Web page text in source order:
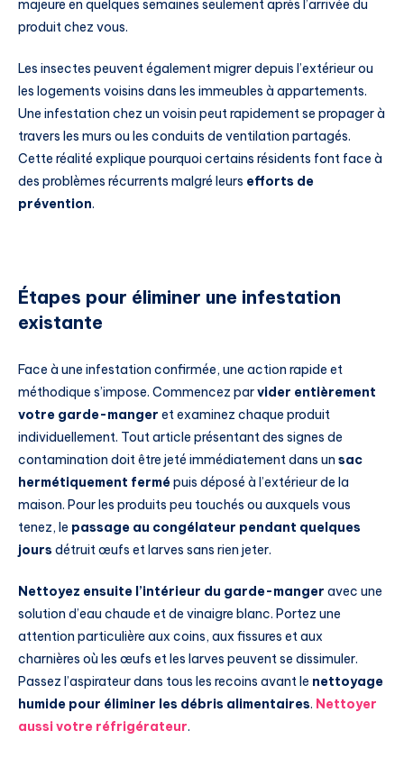
majeure en quelques semaines seulement après l’arrivée du
produit chez vous.
Les insectes peuvent également migrer depuis l’extérieur ou
les logements voisins dans les immeubles à appartements.
Une infestation chez un voisin peut rapidement se propager à
travers les murs ou les conduits de ventilation partagés.
Cette réalité explique pourquoi certains résidents font face à
des problèmes récurrents malgré leurs efforts de
prévention.
Étapes pour éliminer une infestation
existante
Face à une infestation confirmée, une action rapide et
méthodique s’impose. Commencez parvider entièrement
votre garde-manger et examinez chaque produit
individuellement. Tout article présentant des signes de
contamination doit être jeté immédiatement dans un sac
hermétiquement fermépuis déposé à l’extérieur de la
maison. Pour les produits peu touchés ou auxquels vous
tenez, le passage au congélateur pendant quelques
jours détruit œufs et larves sans rien jeter.
Nettoyez ensuite l’intérieur du garde-manger avec une
solution d’eau chaude et de vinaigre blanc. Portez une
attention particulière aux coins, aux fissures et aux
charnières où les œufs et les larves peuvent se dissimuler.
Passez l’aspirateur dans tous les recoins avant le nettoyage
humide pour éliminer les débris alimentaires. Nettoyer
aussi votre réfrigérateur.